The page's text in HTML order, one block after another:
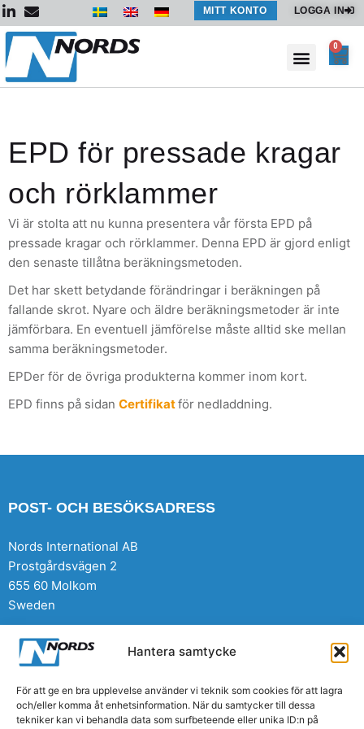
Hantera samtycke
För att ge en bra upplevelse använder vi teknik som cookies för att lagra
och/eller komma åt enhetsinformation. När du samtycker till dessa
tekniker kan vi behandla data som surfbeteende eller unika ID:n på
Hoppa
till
innehåll
MITT KONTO LOGGA IN
0
EPD för pressade kragar
och rörklammer
Vi är stolta att nu kunna presentera vår första EPD på
pressade kragar och rörklammer. Denna EPD är gjord enligt
den senaste tillåtna beräkningsmetoden.
Det har skett betydande förändringar i beräkningen på
fallande skrot. Nyare och äldre beräkningsmetoder är inte
jämförbara. En eventuell jämförelse måste alltid ske mellan
samma beräkningsmetoder.
EPDer för de övriga produkterna kommer inom kort.
EPD finns på sidan Certifikatför nedladdning.
POST- OCH BESÖKSADRESS
Nords International AB
Prostgårdsvägen 2
655 60 Molkom
Sweden
TELEFON
+46 (0) 553 311 00